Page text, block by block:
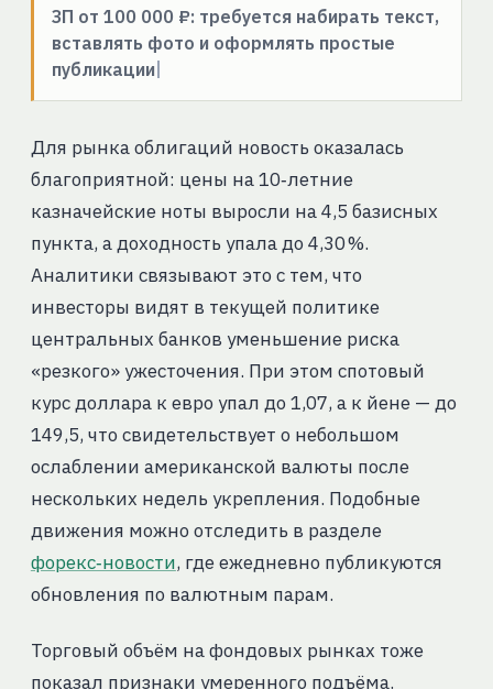
ЗП от 100 000 ₽: требуется набирать текст,
вставлять фото и оформлять простые
публикации
Для рынка облигаций новость оказалась
благоприятной: цены на 10‑летние
казначейские ноты выросли на 4,5 базисных
пункта, а доходность упала до 4,30 %.
Аналитики связывают это с тем, что
инвесторы видят в текущей политике
центральных банков уменьшение риска
«резкого» ужесточения. При этом спотовый
курс доллара к евро упал до 1,07, а к йене — до
149,5, что свидетельствует о небольшом
ослаблении американской валюты после
нескольких недель укрепления. Подобные
движения можно отследить в разделе
форекс‑новости, где ежедневно публикуются
обновления по валютным парам.
Торговый объём на фондовых рынках тоже
показал признаки умеренного подъёма.